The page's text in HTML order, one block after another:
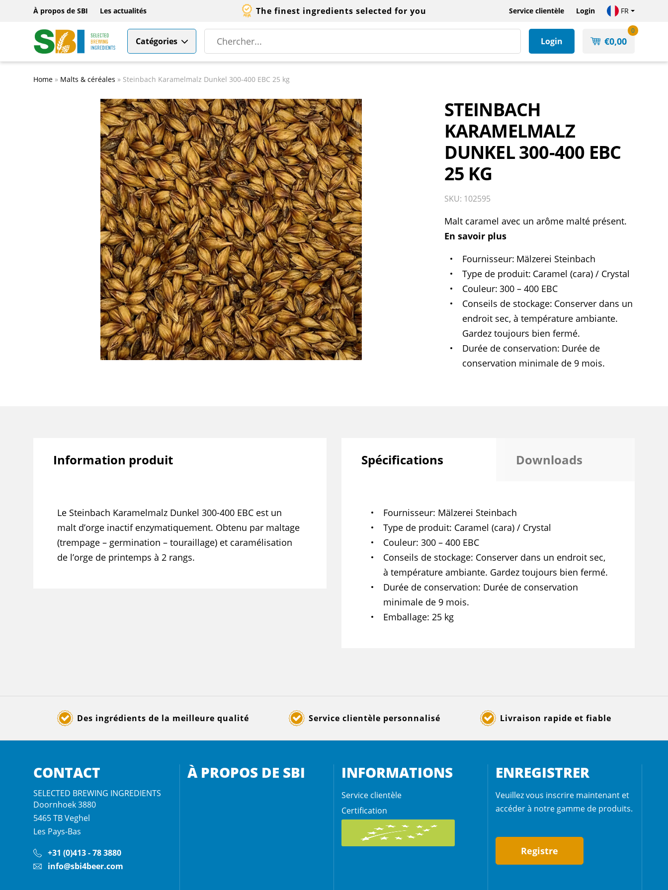
À propos de SBI Les actualités The finest ingredients selected for you Service clientèle Login FR
Catégories Login €0,00
0
Home » Malts & céréales » Steinbach Karamelmalz Dunkel 300-400 EBC 25 kg
STEINBACH
KARAMELMALZ
DUNKEL 300-400 EBC
25 KG
SKU: 102595
Malt caramel avec un arôme malté présent.
En savoir plus
Fournisseur Mälzerei Steinbach
Type de produit Caramel (cara) / Crystal
Couleur 300 – 400 EBC
Conseils de stockage Conserver dans un
endroit sec, à température ambiante.
Gardez toujours bien fermé.
Durée de conservation Durée de
conservation minimale de 9 mois.
Information produit
Le Steinbach Karamelmalz Dunkel 300-400 EBC est un
malt d’orge inactif enzymatiquement. Obtenu par maltage
(trempage – germination – touraillage) et caramélisation
de l’orge de printemps à 2 rangs.
Spécifications Downloads
Fournisseur Mälzerei Steinbach
Type de produit Caramel (cara) / Crystal
Couleur 300 – 400 EBC
Conseils de stockage Conserver dans un endroit sec,
à température ambiante. Gardez toujours bien fermé.
Durée de conservation Durée de conservation
minimale de 9 mois.
Emballage 25 kg
Des ingrédients de la meilleure qualité Service clientèle personnalisé Livraison rapide et fiable
CONTACT
SELECTED BREWING INGREDIENTS
Doornhoek 3880
5465 TBVeghel
Les Pays-Bas
+31 (0)413 - 78 3880
info@sbi4beer.com
À PROPOS DE SBI INFORMATIONS
Service clientèle
Certification
ENREGISTRER
Veuillez vous inscrire maintenant et
accéder à notre gamme de produits.
Registre